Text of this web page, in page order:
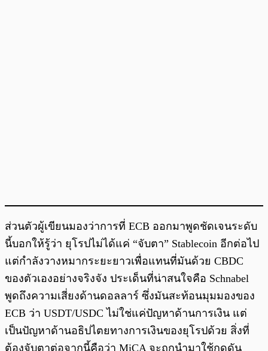
ส่วนตัวผู้เขียนมองว่าการที่ ECB ออกมาพูดชัดเจนระดับ
นี้บอกให้รู้ว่า ยุโรปไม่ได้แค่ “จับตา” Stablecoin อีกต่อไป
แต่กำลังวางหมากระยะยาวเพื่อแทนที่มันด้วย CBDC
ของตัวเองอย่างจริงจัง ประเด็นที่น่าสนใจคือ Schnabel
พูดถึงความเสี่ยงด้านดอลลาร์ ซึ่งมันสะท้อนมุมมองของ
ECB ว่า USDT/USDC ไม่ใช่แค่ปัญหาด้านการเงิน แต่
เป็นปัญหาด้านอธิปไตยทางการเงินของยุโรปด้วย สิ่งที่
ต้องจับตาต่อจากนี้คือว่า MiCA จะถูกนำมาใช้กดดัน